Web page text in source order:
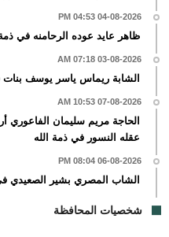
04-08-2026 04:53 PM
ظاهر عايد عوده الرحامنه في ذمة
03-08-2026 07:18 AM
الشابة ريماس ياسر يوسف بنات
07-08-2026 10:53 AM
الحاجة مريم سليمان الفاعوري
عقله النسور في ذمة الله
06-08-2026 08:04 PM
الشاب المصري بشير الصعيدي
شخصيات المحافظة